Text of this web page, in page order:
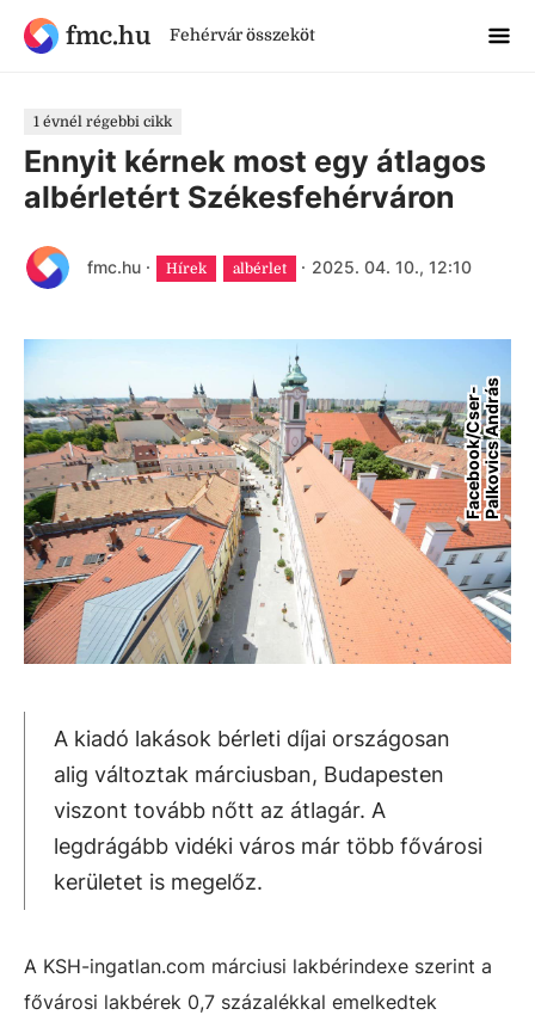
fmc.hu Fehérvár összeköt
1 évnél régebbi cikk
Ennyit kérnek most egy átlagos
albérletért Székesfehérváron
fmc.hu · Hírek albérlet · 2025. 04. 10., 12:10
F
a
c
e
b
o
o
k
/
C
s
e
r
-
P
a
l
k
o
v
i
c
s
A
n
d
r
ás
A kiadó lakások bérleti díjai országosan
alig változtak márciusban, Budapesten
viszont tovább nőtt az átlagár. A
legdrágább vidéki város már több fővárosi
kerületet is megelőz.
A KSH-ingatlan.com márciusi lakbérindexe szerint a
fővárosi lakbérek 0,7 százalékkal emelkedtek